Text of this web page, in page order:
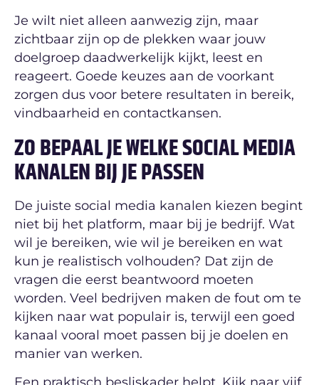
Je wilt niet alleen aanwezig zijn, maar
zichtbaar zijn op de plekken waar jouw
doelgroep daadwerkelijk kijkt, leest en
reageert. Goede keuzes aan de voorkant
zorgen dus voor betere resultaten in bereik,
vindbaarheid en contactkansen.
ZO BEPAAL JE WELKE SOCIAL MEDIA
KANALEN BIJ JE PASSEN
De juiste social media kanalen kiezen begint
niet bij het platform, maar bij je bedrijf. Wat
wil je bereiken, wie wil je bereiken en wat
kun je realistisch volhouden? Dat zijn de
vragen die eerst beantwoord moeten
worden. Veel bedrijven maken de fout om te
kijken naar wat populair is, terwijl een goed
kanaal vooral moet passen bij je doelen en
manier van werken.